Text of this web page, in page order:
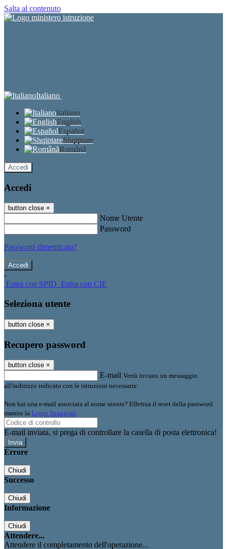
Salta al contenuto
Italiano
Italiano
English
Español
Shqiptare
Română
Accedi
Accedi
button close ×
Nome Utente
Password
Password dimenticata?
-
Entra con SPID Entra con CIE
Seleziona utente
button close ×
Recupero password
button close ×
E-mail Verrà inviato un messaggio
all'indirizzo indicato con le istruzioni necessarie.
Non hai una e-mail associata al nome utente? Effettua il reset della password
tramite la Login Spaggiari
E-mail inviata, si prega di controllare la casella di posta elettronica!
Errore
Chiudi
Successo
Chiudi
Informazione
Chiudi
Attendere...
Attendere il completamento dell'operazione...